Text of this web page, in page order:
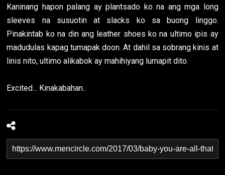
Kaninang hapon palang ay plantsado ko na ang mga long
sleeves na susuotin at slacks ko sa buong linggo.
Pinakintab ko na din ang leather shoes ko na ultimo ipis ay
madudulas kapag tumapak doon. At dahil sa sobrang kinis at
linis nito, ultimo alikabok ay mahihiyang lumapit dito.
Excited... Kinakabahan..